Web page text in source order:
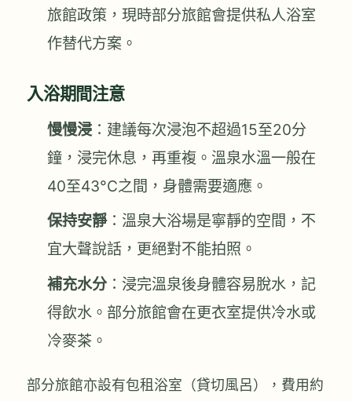
旅館政策，現時部分旅館會提供私人浴室
作替代方案。
入浴期間注意
慢慢浸：建議每次浸泡不超過15至20分
鐘，浸完休息，再重複。溫泉水溫一般在
40至43°C之間，身體需要適應。
保持安靜：溫泉大浴場是寧靜的空間，不
宜大聲說話，更絕對不能拍照。
補充水分：浸完溫泉後身體容易脫水，記
得飲水。部分旅館會在更衣室提供冷水或
冷麥茶。
部分旅館亦設有包租浴室（貸切風呂），費用約